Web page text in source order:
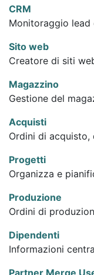
CRM
Monitoraggio
Sito web
Creatore di siti
Magazzino
Gestione del
Acquisti
Ordini di
Progetti
Organizza e
Produzione
Ordini di
Dipendenti
Informazioni
Partner Merge